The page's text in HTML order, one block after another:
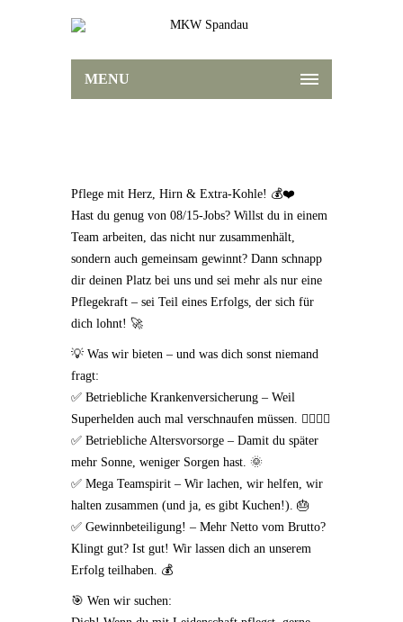
MENU
Pflege mit Herz, Hirn & Extra-Kohle! 💰❤️
Hast du genug von 08/15-Jobs? Willst du in einem
Team arbeiten, das nicht nur zusammenhält,
sondern auch gemeinsam gewinnt? Dann schnapp
dir deinen Platz bei uns und sei mehr als nur eine
Pflegekraft – sei Teil eines Erfolgs, der sich für
dich lohnt! 🚀
💡 Was wir bieten – und was dich sonst niemand
fragt:
✅ Betriebliche Krankenversicherung – Weil
Superhelden auch mal verschnaufen müssen. 🦸‍♀️🦸‍♂️
✅ Betriebliche Altersvorsorge – Damit du später
mehr Sonne, weniger Sorgen hast. 🌞
✅ Mega Teamspirit – Wir lachen, wir helfen, wir
halten zusammen (und ja, es gibt Kuchen!). 🎂
✅ Gewinnbeteiligung! – Mehr Netto vom Brutto?
Klingt gut? Ist gut! Wir lassen dich an unserem
Erfolg teilhaben. 💰
🎯 Wen wir suchen: